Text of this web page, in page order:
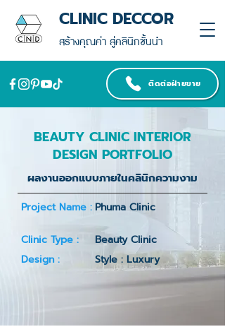
สร้างคุณค่า สู่คลินิกชั้นนำ
CLINIC DECCOR
ติดต่อฝ่ายขาย
BEAUTY CLINIC INTERIOR
DESIGN PORTFOLIO
ผลงานออกแบบภายในคลินิกความงาม
Project Name : Phuma Clinic
Clinic Type :
Beauty Clinic
Design :
Style : Luxury